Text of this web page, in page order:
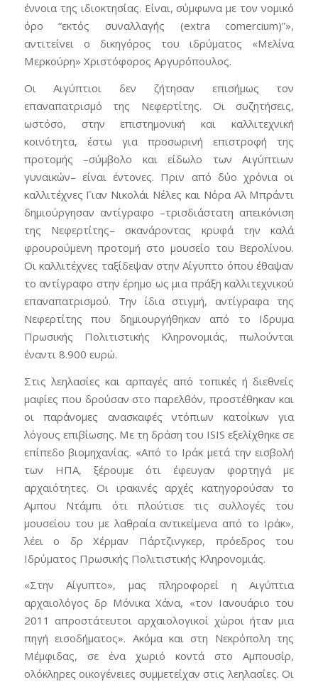
έννοια της ιδιοκτησίας. Είναι, σύμφωνα με τον νομικό
όρο “εκτός συναλλαγής (extra comercium)”»,
αντιτείνει ο δικηγόρος του ιδρύματος «Μελίνα
Μερκούρη» Χριστόφορος Αργυρόπουλος.
Οι Αιγύπτιοι δεν ζήτησαν επισήμως τον
επαναπατρισμό της Νεφερτίτης. Οι συζητήσεις,
ωστόσο, στην επιστημονική και καλλιτεχνική
κοινότητα, έστω για προσωρινή επιστροφή της
προτομής –σύμβολο και είδωλο των Αιγύπτιων
γυναικών– είναι έντονες. Πριν από δύο χρόνια οι
καλλιτέχνες Γιαν Νικολάι Νέλες και Νόρα Αλ Μπράντι
δημιούργησαν αντίγραφο –τρισδιάστατη απεικόνιση
της Νεφερτίτης– σκανάροντας κρυφά την καλά
φρουρούμενη προτομή στο μουσείο του Βερολίνου.
Οι καλλιτέχνες ταξίδεψαν στην Αίγυπτο όπου έθαψαν
το αντίγραφο στην έρημο ως μια πράξη καλλιτεχνικού
επαναπατρισμού. Την ίδια στιγμή, αντίγραφα της
Νεφερτίτης που δημιουργήθηκαν από το Ιδρυμα
Πρωσικής Πολιτιστικής Κληρονομιάς, πωλούνται
έναντι 8.900 ευρώ.
Στις λεηλασίες και αρπαγές από τοπικές ή διεθνείς
μαφίες που δρούσαν στο παρελθόν, προστέθηκαν και
οι παράνομες ανασκαφές ντόπιων κατοίκων για
λόγους επιβίωσης. Με τη δράση του ISIS εξελίχθηκε σε
επίπεδο βιομηχανίας. «Από το Ιράκ μετά την εισβολή
των ΗΠΑ, ξέρουμε ότι έφευγαν φορτηγά με
αρχαιότητες. Οι ιρακινές αρχές κατηγορούσαν το
Αμπου Ντάμπι ότι πλούτισε τις συλλογές του
μουσείου του με λαθραία αντικείμενα από το Ιράκ»,
λέει ο δρ Χέρμαν Πάρτζινγκερ, πρόεδρος του
Ιδρύματος Πρωσικής Πολιτιστικής Κληρονομιάς.
«Στην Αίγυπτο», μας πληροφορεί η Αιγύπτια
αρχαιολόγος δρ Μόνικα Χάνα, «τον Ιανουάριο του
2011 απροστάτευτοι αρχαιολογικοί χώροι ήταν μια
πηγή εισοδήματος». Ακόμα και στη Νεκρόπολη της
Μέμφιδας, σε ένα χωριό κοντά στο Αμπουσίρ,
ολόκληρες οικογένειες συμμετείχαν στις λεηλασίες. Οι